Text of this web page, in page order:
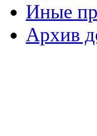
Иные
Архив